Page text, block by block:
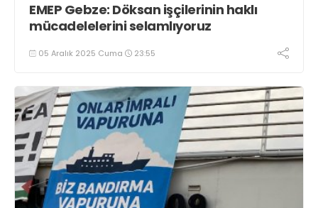
EMEP Gebze: Döksan işçilerinin haklı
mücadelelerini selamlıyoruz
05 Aralık 2025 Cuma 23:55